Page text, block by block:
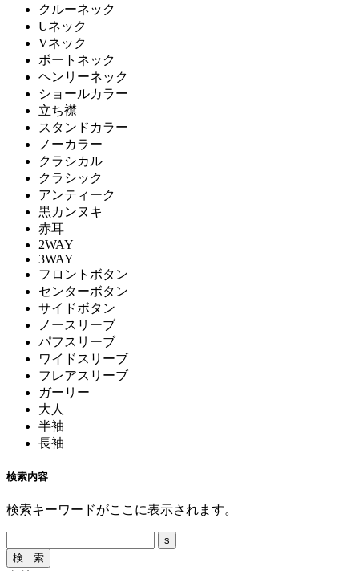
クルーネック
Uネック
Vネック
ボートネック
ヘンリーネック
ショールカラー
立ち襟
スタンドカラー
ノーカラー
クラシカル
クラシック
アンティーク
黒カンヌキ
赤耳
2WAY
3WAY
フロントボタン
センターボタン
サイドボタン
ノースリーブ
パフスリーブ
ワイドスリーブ
フレアスリーブ
ガーリー
大人
半袖
長袖
検索内容
検索キーワードがここに表示されます。